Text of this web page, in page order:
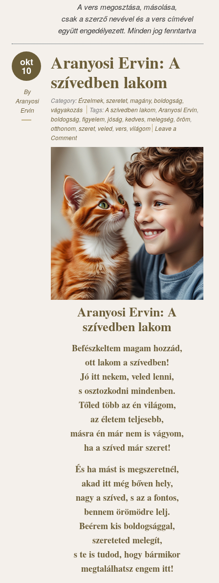
A vers megosztása, másolása,
csak a szerző nevével és a vers címével
együtt engedélyezett. Minden jog fenntartva
okt
10
By
Aranyosi
Ervin
Aranyosi Ervin: A
szívedben lakom
Category:Érzelmek, szeretet, magány, boldogság,
vágyakozás
Tags:A szívedben lakom, Aranyosi Ervin,
boldogság, figyelem, jóság, kedves, melegség, öröm,
otthonom, szeret, veled, vers, világom Leave a
Comment
Aranyosi Ervin: A
szívedben lakom
Befészkeltem magam hozzád,
ott lakom a szívedben!
Jó itt nekem, veled lenni,
s osztozkodni mindenben.
Tőled több az én világom,
az életem teljesebb,
másra én már nem is vágyom,
ha a szíved már szeret!
És ha mást is megszeretnél,
akad itt még bőven hely,
nagy a szíved, s az a fontos,
bennem örömödre lelj.
Beérem kis boldogsággal,
szereteted melegít,
s te is tudod, hogy bármikor
megtalálhatsz engem itt!